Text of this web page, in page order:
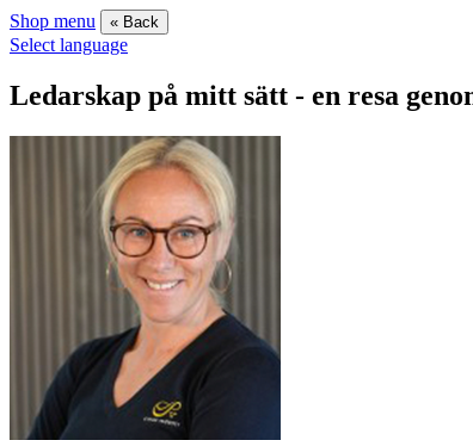
Shop menu « Back
Select language
Ledarskap på mitt sätt - en resa